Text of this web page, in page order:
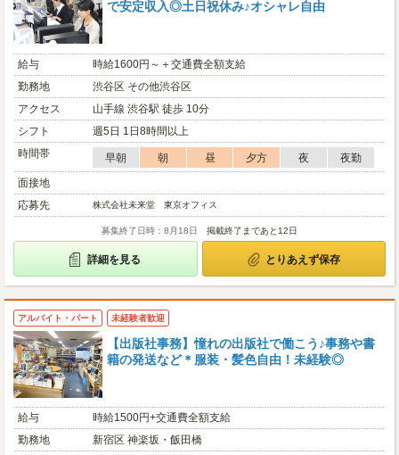
で安定収入◎土日祝休み♪オシャレ自由
給与
時給1600円～＋交通費全額支給
勤務地
渋谷区 その他渋谷区
アクセス
山手線 渋谷駅 徒歩 10分
シフト
週5日 1日8時間以上
時間帯
早朝 朝 昼 夕方 夜
夜勤
面接地
応募先
株式会社未来堂 東京オフィス
募集終了日時：8月18日 掲載終了まであと12日
詳細を見る とりあえず保存
アルバイト・パート 未経験者歓迎
【出版社事務】憧れの出版社で働こう♪事務や書
籍の発送など＊服装・髪色自由！未経験◎
給与
時給1500円+交通費全額支給
勤務地
新宿区 神楽坂・飯田橋